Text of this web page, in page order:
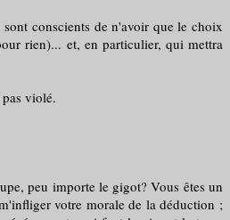
conscients de n'avoir que le choix
rien)... et, en particulier, qui mettra
violé.
peu importe le gigot? Vous êtes un
votre morale de la déduction ;